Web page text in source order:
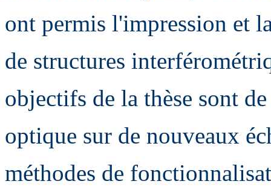
ont permis l'impression et
de structures
objectifs de la thèse sont
optique sur de nouveaux
méthodes de